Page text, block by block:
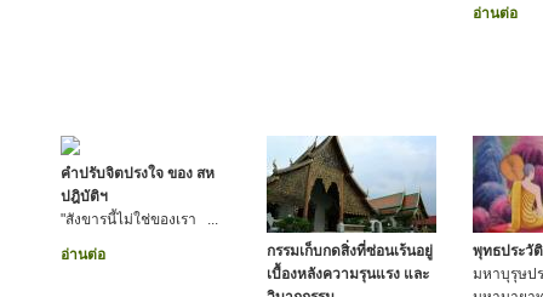
อ่านต่อ
คำปรับจิตปรงใจ ของ สห
ปฎิบัติฯ
"สังขารนี้ไม่ใช่ของเรา ...
อ่านต่อ
กรรมเก็บกดสิ่งที่ซ่อนเร้นอยู่
เบื้องหลังความรุนแรง และ
พุทธประวัติ
มหาบุรุษป